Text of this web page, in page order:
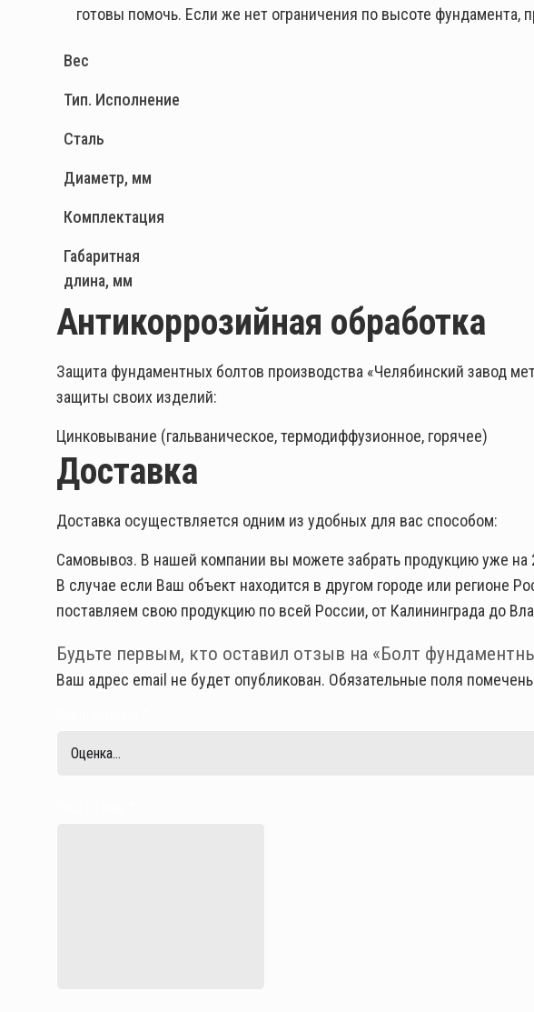
готовы помочь. Если же нет ограничения по высоте
Вес
Тип. Исполнение
Сталь
Диаметр, мм
Комплектация
Габаритная
длина, мм
Антикоррозийная обработка
Защита фундаментных болтов производства «Челябинский завод
защиты своих изделий:
Цинковывание (гальваническое, термодиффузионное, горячее)
Доставка
Доставка осуществляется одним из удобных для вас способом:
Самовывоз. В нашей компании вы можете забрать продукцию уже на
В случае если Ваш объект находится в другом городе или регионе
поставляем свою продукцию по всей России, от Калининграда до
Будьте первым, кто оставил отзыв на «Болт
Ваш адрес email не будет опубликован. Обязательные поля